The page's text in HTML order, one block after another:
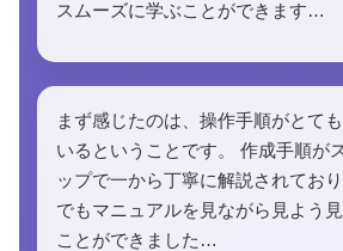
スムーズに学ぶことができます…
まず感じたのは、操作手順がとて
いるということです。 作成手順が
ップで一から丁寧に解説されてお
でもマニュアルを見ながら見よう
ことができました…